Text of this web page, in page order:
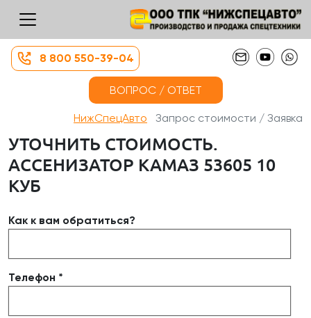
8 800 550-39-04
ВОПРОС / ОТВЕТ
НижСпецАвто Запрос стоимости / Заявка
УТОЧНИТЬ СТОИМОСТЬ.
АССЕНИЗАТОР КАМАЗ 53605 10
КУБ
Как к вам обратиться?
Телефон *